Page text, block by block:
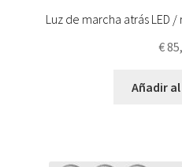
Luz de marcha atrás LED
€
Añadir